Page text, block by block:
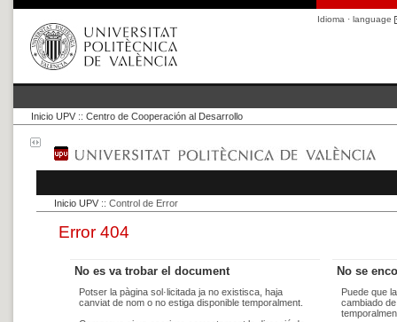
Idioma · language
Inicio UPV :: Centro de Cooperación al Desarrollo